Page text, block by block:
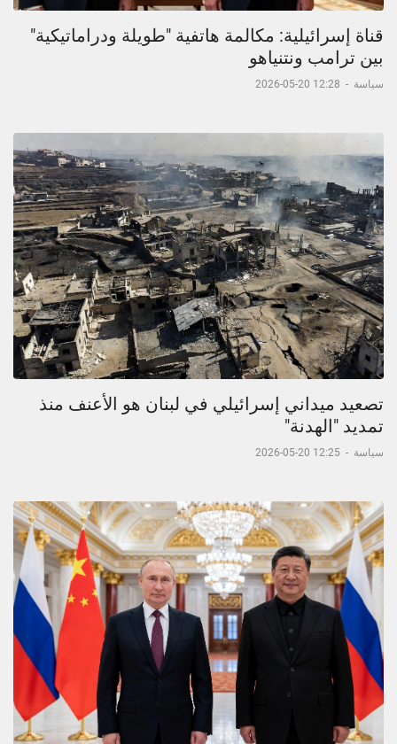
قناة إسرائيلية: مكالمة هاتفية "طويلة ودراماتيكية"
بين ترامب ونتنياهو
سياسة -
12:28 20-05-2026
تصعيد ميداني إسرائيلي في لبنان هو الأعنف منذ
تمديد "الهدنة"
سياسة -
12:25 20-05-2026